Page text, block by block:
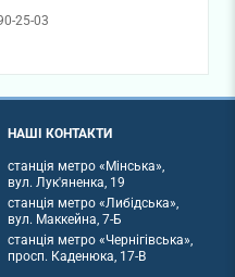
25-03
НАШІ КОНТАКТИ
станція метро «Мінська»,
вул. Лук'яненка, 19
станція метро «Либідська»,
вул. Маккейна, 7-Б
станція метро «Чернігівська»,
просп. Каденюка, 17-В